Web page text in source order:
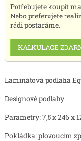
Potřebujete koupit
Nebo preferujete
rádi postaráme.
KALKULACE
Laminátová podlaha
Designové podlahy
Parametry: 7,5 x 246 x
Pokládka: plovoucím